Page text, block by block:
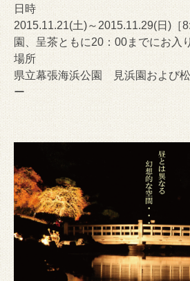
日時
2015.11.21(土)～2015.11.29(日)［
園、呈茶ともに20：00までにお入
場所
県立幕張海浜公園 見浜園および
ー